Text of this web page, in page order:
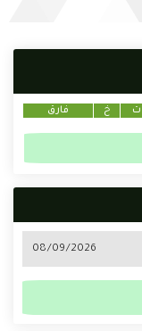
ت خ فارق